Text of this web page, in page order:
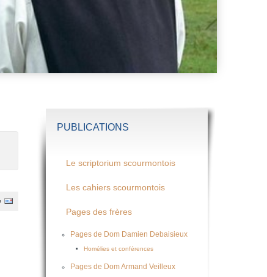
PUBLICATIONS
Le scriptorium scourmontois
Les cahiers scourmontois
Pages des frères
Pages de Dom Damien Debaisieux
Homélies et conférences
Pages de Dom Armand Veilleux